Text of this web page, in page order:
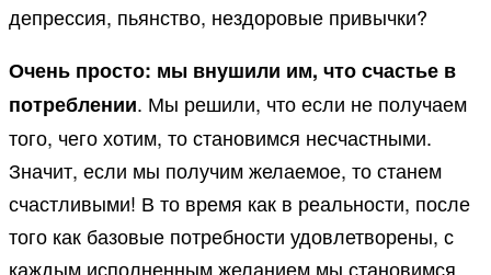
депрессия, пьянство, нездоровые привычки?
Очень просто: мы внушили им, что счастье в
потреблении. Мы решили, что если не получаем
того, чего хотим, то становимся несчастными.
Значит, если мы получим желаемое, то станем
счастливыми! В то время как в реальности, после
того как базовые потребности удовлетворены, с
каждым исполненным желанием мы становимся